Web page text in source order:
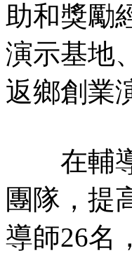
助和獎勵
演示基地
返鄉創業
在輔導
團隊，提
導師26名